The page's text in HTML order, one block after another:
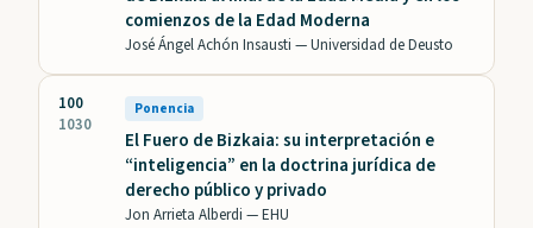
comienzos de la Edad Moderna
José Ángel Achón Insausti —Universidad de Deusto
100
1030
Ponencia
El Fuero de Bizkaia: su interpretación e
“inteligencia” en la doctrina jurídica de
derecho público y privado
Jon Arrieta Alberdi —EHU